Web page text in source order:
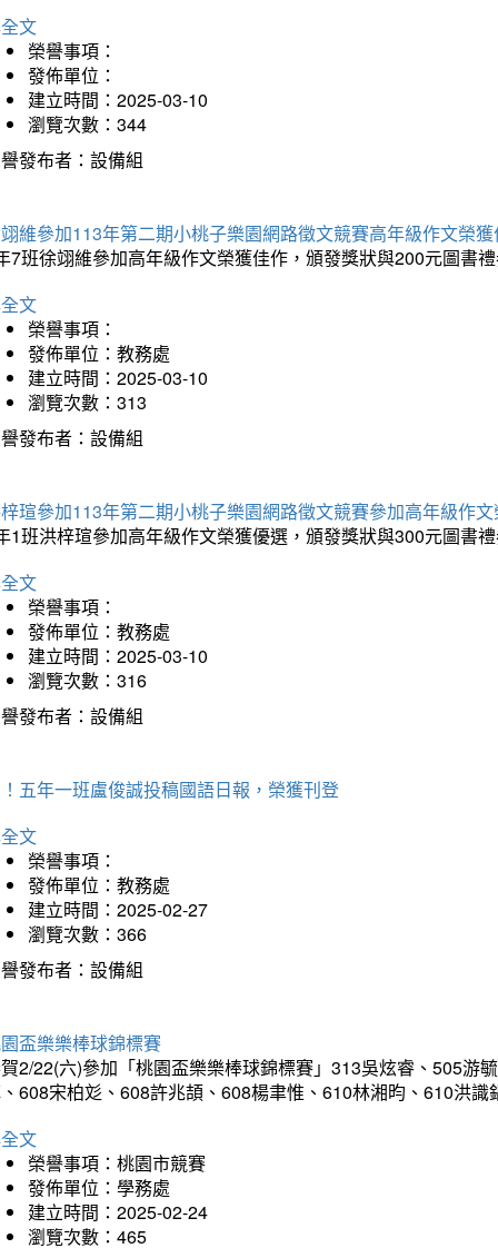
文
榮譽事項：
發佈單位：
建立時間：2025-03-10
瀏覽次數：344
發布者：設備組
維參加113年第二期小桃子樂園網路徵文競賽高年級作文榮
7班徐翊維參加高年級作文榮獲佳作，頒發獎狀與200元圖書
文
榮譽事項：
發佈單位：教務處
建立時間：2025-03-10
瀏覽次數：313
發布者：設備組
瑄參加113年第二期小桃子樂園網路徵文競賽參加高年級作
1班洪梓瑄參加高年級作文榮獲優選，頒發獎狀與300元圖書
文
榮譽事項：
發佈單位：教務處
建立時間：2025-03-10
瀏覽次數：316
發布者：設備組
五年一班盧俊誠投稿國語日報，榮獲刊登
文
榮譽事項：
發佈單位：教務處
建立時間：2025-02-27
瀏覽次數：366
發布者：設備組
盃樂樂棒球錦標賽
2/22(六)參加「桃園盃樂樂棒球錦標賽」313吳炫睿、505游
608宋柏彣、608許兆頡、608楊聿惟、610林湘昀、610洪
文
榮譽事項：桃園市競賽
發佈單位：學務處
建立時間：2025-02-24
瀏覽次數：465